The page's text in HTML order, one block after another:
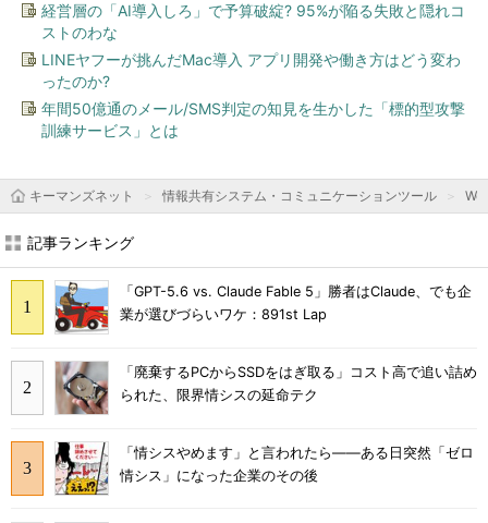
経営層の「AI導入しろ」で予算破綻? 95%が陥る失敗と隠れコ
ストのわな
LINEヤフーが挑んだMac導入 アプリ開発や働き方はどう変わ
ったのか?
年間50億通のメール/SMS判定の知見を生かした「標的型攻撃
訓練サービス」とは
キーマンズネット 情報共有システム・コミュニケーションツール
記事ランキング
「GPT-5.6 vs. Claude Fable 5」勝者はClaude、でも企
業が選びづらいワケ：891st Lap
「廃棄するPCからSSDをはぎ取る」コスト高で追い詰め
られた、限界情シスの延命テク
「情シスやめます」と言われたら――ある日突然「ゼロ
情シス」になった企業のその後